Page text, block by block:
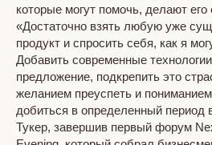
которые могут помочь, делают
«Достаточно взять любую уже
продукт и спросить себя, как я
Добавить современные
предложение, подкрепить это
желанием преуспеть и
добиться в определенный период
Тукер, завершив первый форум